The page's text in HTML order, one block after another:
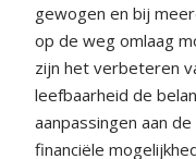
gewogen en bij
op de weg omlaag
zijn het verbeteren
leefbaarheid de
aanpassingen aan
financiële